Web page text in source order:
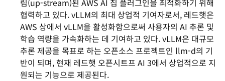
림(up-stream)된 AWS AI 칩 플러그인을 최적화하기 위해
협력하고 있다. vLLM의 최대 상업적 기여자로서, 레드햇은
AWS 상에서 vLLM을 활성화함으로써 사용자의 AI 추론 및
학습 역량을 가속화하는 데 기여하고 있다. vLLM은 대규모
추론 제공을 목표로 하는 오픈소스 프로젝트인 llm-d의 기
반이 되며, 현재 레드햇 오픈시트프 AI 3에서 상업적으로 지
원되는 기능으로 제공된다.